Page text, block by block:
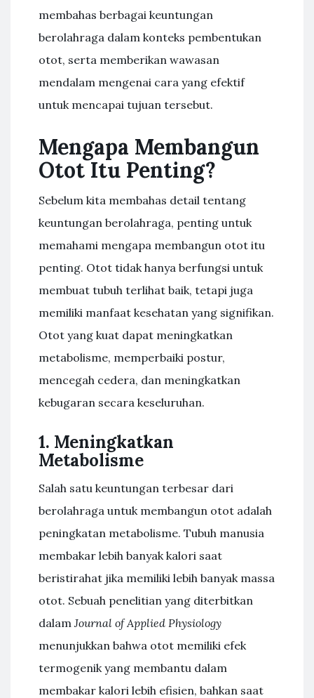
membahas berbagai keuntungan
berolahraga dalam konteks pembentukan
otot, serta memberikan wawasan
mendalam mengenai cara yang efektif
untuk mencapai tujuan tersebut.
Mengapa Membangun
Otot Itu Penting?
Sebelum kita membahas detail tentang
keuntungan berolahraga, penting untuk
memahami mengapa membangun otot itu
penting. Otot tidak hanya berfungsi untuk
membuat tubuh terlihat baik, tetapi juga
memiliki manfaat kesehatan yang signifikan.
Otot yang kuat dapat meningkatkan
metabolisme, memperbaiki postur,
mencegah cedera, dan meningkatkan
kebugaran secara keseluruhan.
1. Meningkatkan
Metabolisme
Salah satu keuntungan terbesar dari
berolahraga untuk membangun otot adalah
peningkatan metabolisme. Tubuh manusia
membakar lebih banyak kalori saat
beristirahat jika memiliki lebih banyak massa
otot. Sebuah penelitian yang diterbitkan
dalam Journal of Applied Physiology
menunjukkan bahwa otot memiliki efek
termogenik yang membantu dalam
membakar kalori lebih efisien, bahkan saat